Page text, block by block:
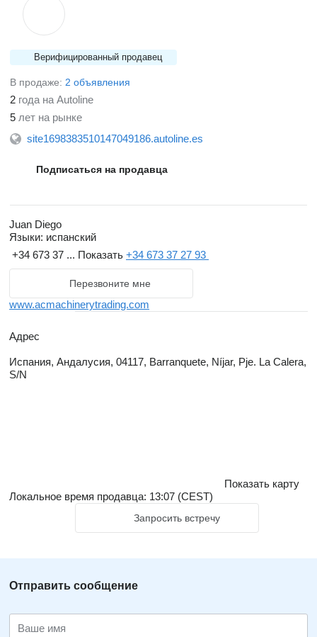
Верифицированный продавец
В продаже: 2 объявления
2 года на Autoline
5 лет на рынке
site1698383510147049186.autoline.es
Подписаться на продавца
Juan Diego
Языки: испанский
+34 673 37 ... Показать +34 673 37 27 93
Перезвоните мне
www.acmachinerytrading.com
Адрес
Испания, Андалусия, 04117, Barranquete, Níjar, Pje. La Calera,
S/N
Показать карту
Локальное время продавца: 13:07 (CEST)
Запросить встречу
Отправить сообщение